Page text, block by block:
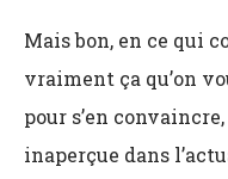
Mais bon, en ce qui
vraiment ça qu’on
pour s’en
inaperçue dans